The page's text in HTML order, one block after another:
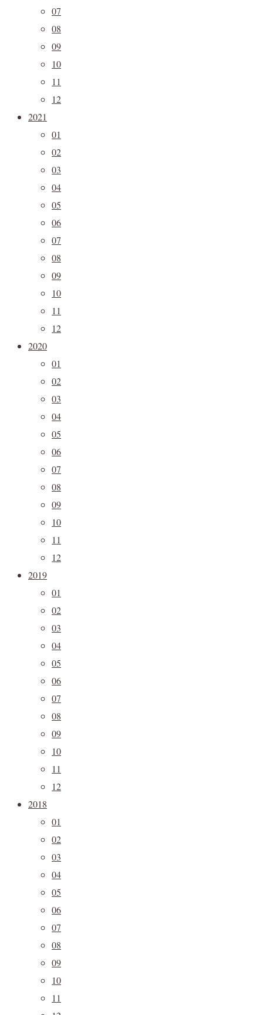
07
08
09
10
11
12
2021
01
02
03
04
05
06
07
08
09
10
11
12
2020
01
02
03
04
05
06
07
08
09
10
11
12
2019
01
02
03
04
05
06
07
08
09
10
11
12
2018
01
02
03
04
05
06
07
08
09
10
11